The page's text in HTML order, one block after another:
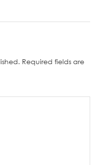
Required fields are